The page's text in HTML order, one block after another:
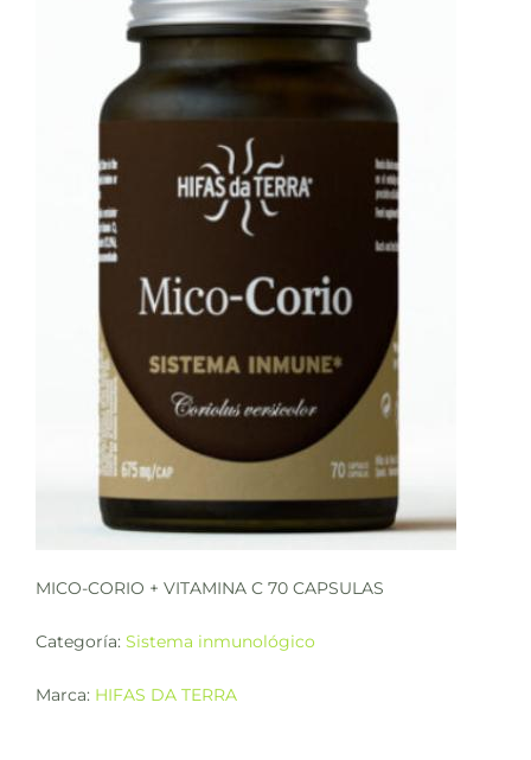
MICO-CORIO + VITAMINA C 70 CAPSULAS
Categoría: Sistema inmunológico
Marca: HIFAS DA TERRA